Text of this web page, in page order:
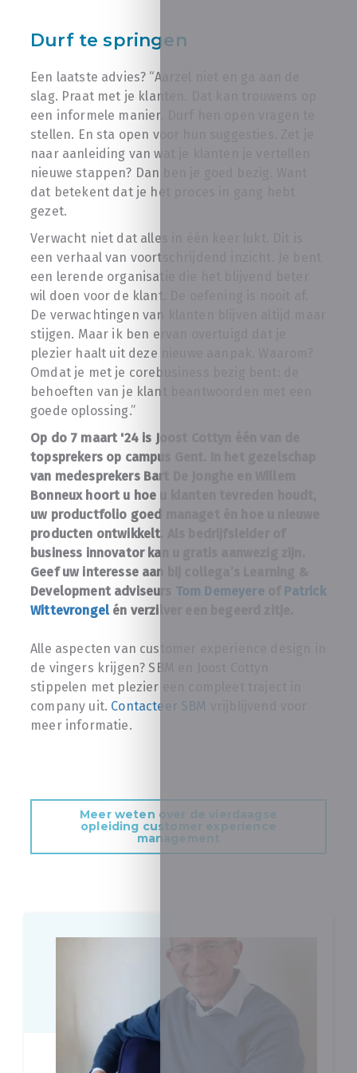
Durf te springen
Een laatste advies? “Aarzel niet en ga aan de
slag. Praat met je klanten. Dat kan trouwens op
een informele manier. Durf hen open vragen te
stellen. En sta open voor hun suggesties. Zet je
naar aanleiding van wat je klanten je vertellen
nieuwe stappen? Dan ben je goed bezig. Want
dat betekent dat je het proces in gang hebt
gezet.
Verwacht niet dat alles in één keer lukt. Dit is
een verhaal van voortschrijdend inzicht. Je bent
een lerende organisatie die het blijvend beter
wil doen voor de klant. De oefening is nooit af.
De verwachtingen van klanten blijven altijd maar
stijgen. Maar ik ben ervan overtuigd dat je
plezier haalt uit deze nieuwe aanpak. Waarom?
Omdat je met je corebusiness bezig bent: de
behoeften van je klant beantwoorden met een
goede oplossing.”
Op do 7 maart '24 is Joost Cottyn één van de
topsprekers op campus Gent. In het gezelschap
van medesprekers Bart De Jonghe en Willem
Bonneux hoort u hoe u klanten tevreden houdt,
uw productfolio goed managet én hoe u nieuwe
producten ontwikkelt. Als bedrijfsleider of
business innovator kan u gratis aanwezig zijn.
Geef uw interesse aan bij collega’s Learning &
Development adviseurs Tom Demeyereof Patrick
Wittevrongel én verzilver een begeerd zitje.
Alle aspecten van customer experience design in
de vingers krijgen? SBM en Joost Cottyn
stippelen met plezier een compleet traject in
company uit. Contacteer SBM
meer informatie.
Meer weten over de vierdaagse
opleiding customer experience
management